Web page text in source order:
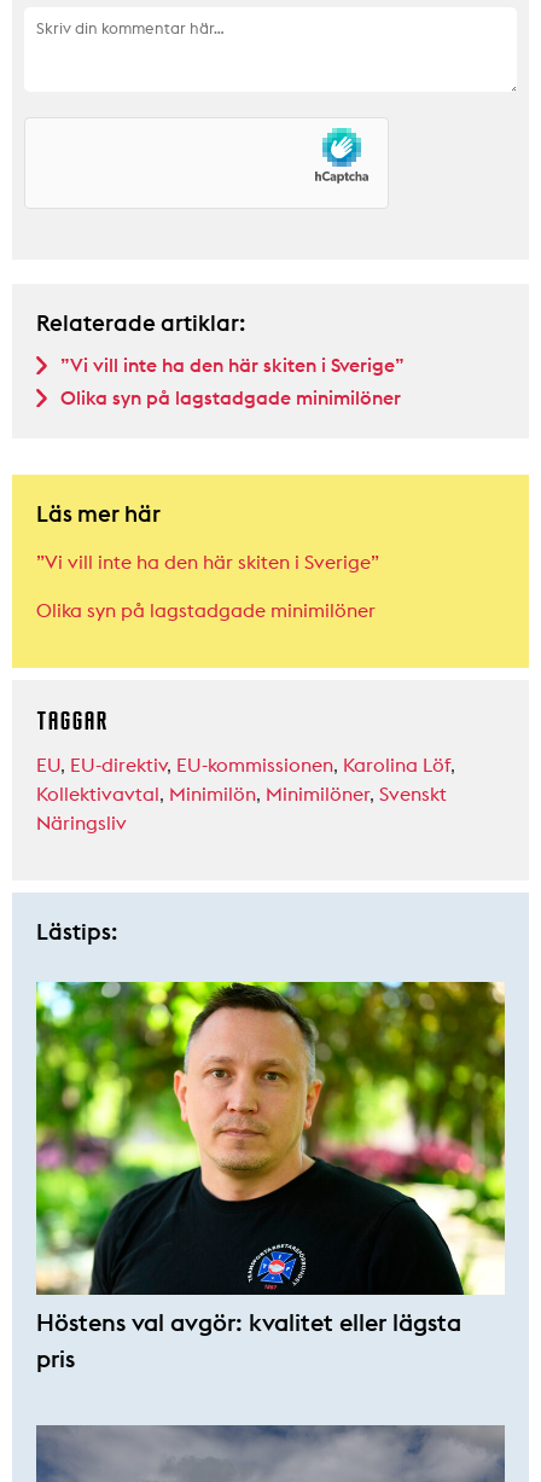
Relaterade artiklar:
”Vi vill inte ha den här skiten i Sverige”
Olika syn på lagstadgade minimilöner
Läs mer här
”Vi vill inte ha den här skiten i Sverige”
Olika syn på lagstadgade minimilöner
TAGGAR
EU, EU-direktiv, EU-kommissionen, Karolina Löf,
Kollektivavtal, Minimilön, Minimilöner, Svenskt
Näringsliv
Lästips:
Höstens val avgör: kvalitet eller lägsta
pris